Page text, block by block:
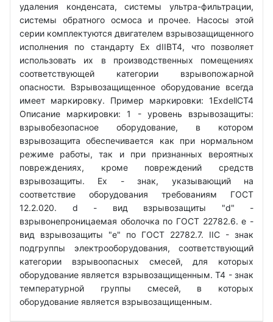
удаления конденсата, системы ультра-фильтрации,
системы обратного осмоса и прочее. Насосы этой
серии комплектуются двигателем взрывозащищенного
исполнения по стандарту Ex dIIBT4, что позволяет
использовать их в производственных помещениях
соответствующей категории взрывопожарной
опасности. Взрывозащищенное оборудование всегда
имеет маркировку. Пример маркировки: 1ExdellCT4
Описание маркировки: 1 - уровень взрывозащиты:
взрывобезопасное оборудование, в котором
взрывозащита обеспечивается как при нормальном
режиме работы, так и при признанных вероятных
повреждениях, кроме повреждений средств
взрывозащиты. Ех - знак, указывающий на
соответствие оборудования требованиям ГОСТ
12.2.020. d - вид взрывозащиты "d" -
взрывонепроницаемая оболочка по ГОСТ 22782.6. е -
вид взрывозащиты "е" по ГОСТ 22782.7. IIС - знак
подгруппы электрооборудования, соответствующий
категории взрывоопасных смесей, для которых
оборудование является взрывозащищенным. Т4 - знак
температурной группы смесей, в которых
оборудование является взрывозащищенным.